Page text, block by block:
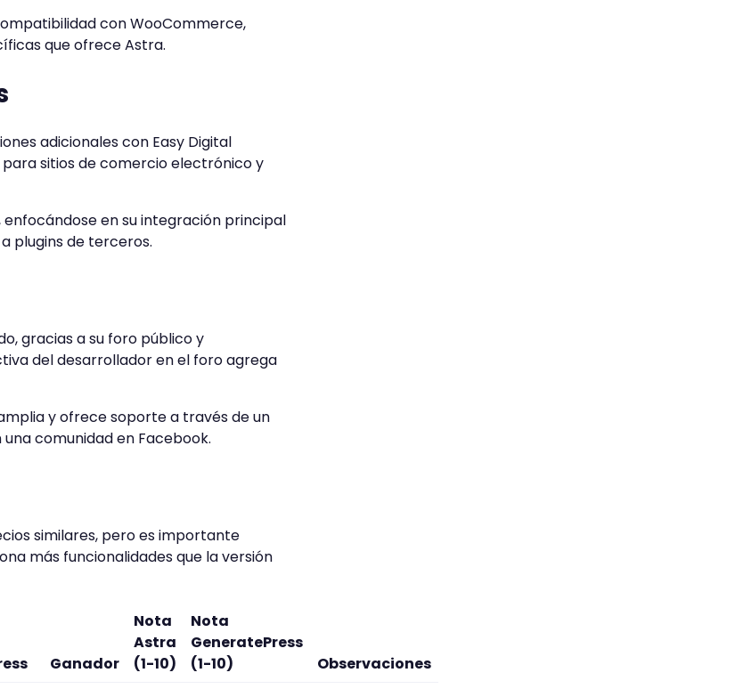
con WooCommerce,
que ofrece Astra.
adicionales con Easy Digital
para sitios de comercio electrónico y
en su integración principal
plugins de terceros.
gracias a su foro público y
del desarrollador en el foro agrega
y ofrece soporte a través de un
comunidad en Facebook.
similares, pero es importante
más funcionalidades que la versión
Ganador
Nota
Astra
(1-10)
Nota
GeneratePress
(1-10)
Observaciones